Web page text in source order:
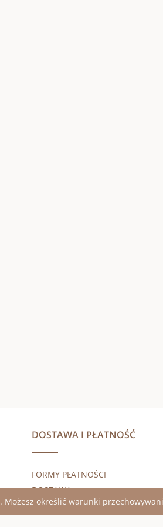
. Możesz określić warunki
DOSTAWA I PŁATNOŚĆ
FORMY PŁATNOŚCI
DOSTAWA